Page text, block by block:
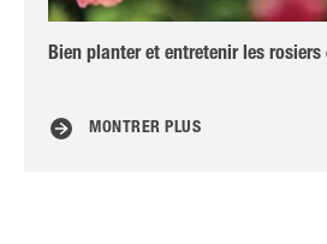
Bien planter et entretenir les rosiers
MONTRER PLUS